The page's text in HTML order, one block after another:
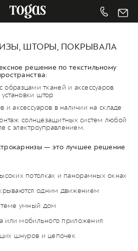
ШТОРЫ, ПОКРЫВАЛА
решение по текстильному
образцами тканей и аксессуаров
штор
и аксессуаров в наличии на складе
солнцезащитных систем любой
с электроуправлением.
— это лучшее решение
потолках и панорамных окнах
одним движением
умный дом
или мобильного приложения
шнуров и цепочек